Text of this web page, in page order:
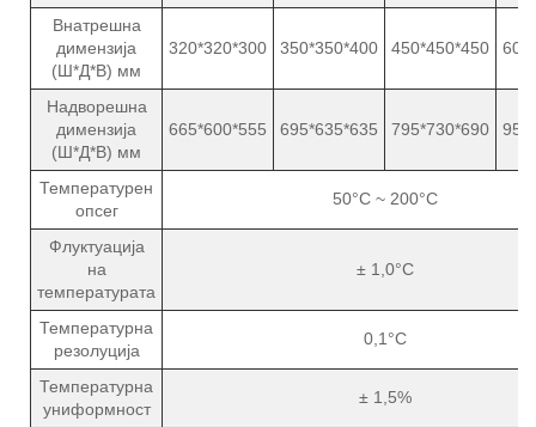
Внатрешна
димензија
(Ш*Д*В) мм
320*320*300 350*350*400 450*450*450
Надворешна
димензија
(Ш*Д*В) мм
665*600*555 695*635*635 795*730*690
Температурен
опсег
50°C ~ 200°C
Флуктуација
на
температурата
± 1,0°C
Температурна
резолуција
0,1°C
Температурна
униформност
± 1,5%